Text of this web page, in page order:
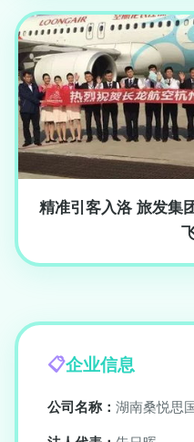
精准引客入洛 旅发集
企业信息
公司名称： 湖南桑悦思